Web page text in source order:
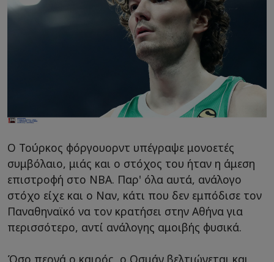
Ο Τούρκος φόργουορντ υπέγραψε μονοετές
συμβόλαιο, μιάς και ο στόχος του ήταν η άμεση
επιστροφή στο NBA. Παρ' όλα αυτά, ανάλογο
στόχο είχε και ο Ναν, κάτι που δεν εμπόδισε τον
Παναθηναϊκό να τον κρατήσει στην Αθήνα για
περισσότερο, αντί ανάλογης αμοιβής φυσικά.
Όσο περνά ο καιρός, ο Οσμάν βελτιώνεται και